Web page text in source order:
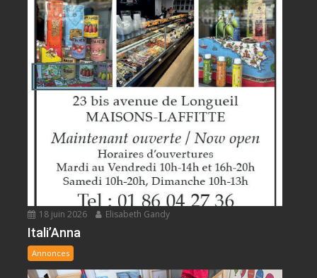
18 juin 2026 Elisabeth Gandy
Itali’Anna
Annonces